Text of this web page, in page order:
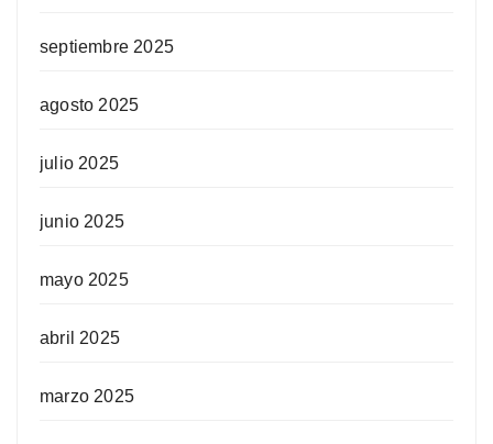
septiembre 2025
agosto 2025
julio 2025
junio 2025
mayo 2025
abril 2025
marzo 2025